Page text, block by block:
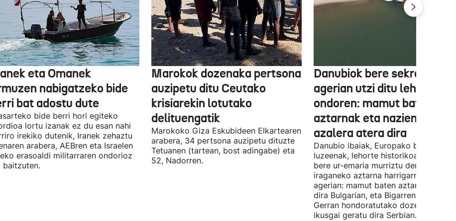
eta Omanek
nabigatzeko bide
bat adostu dute
bide berri hori egiteko
lortu izanak ez du esan nahi
irekiko dutenik, Iranek zehaztu
arabera, AEBren eta Israelen
erasoaldi militarraren ondorioz
baitzuten.
Marokok dozenaka pertsona
auzipetu ditu Ceutako
krisiarekin lotutako
delituengatik
Marokoko Giza Eskubideen Elkartearen
arabera, 34 pertsona auzipetu dituzte
Tetuanen (tartean, bost adingabe) eta
52, Nadorren.
Danubiok bere sekretuak
agerian utzi ditu
ondoren: mamut baten
aztarnak eta nazien
azalera atera dira
Danubio ibaiak, Europako bigarren
luzeenak, lehorte historikoa bizi du,
bere ur-emaria murriztu denez,
iraganeko aztarna harrigarriak utzi
agerian: mamut baten aztarnak
dira Bulgarian, eta Bigarren Mundu
Gerran hondoratutako dozenaka
ikusgai geratu dira Serbian.